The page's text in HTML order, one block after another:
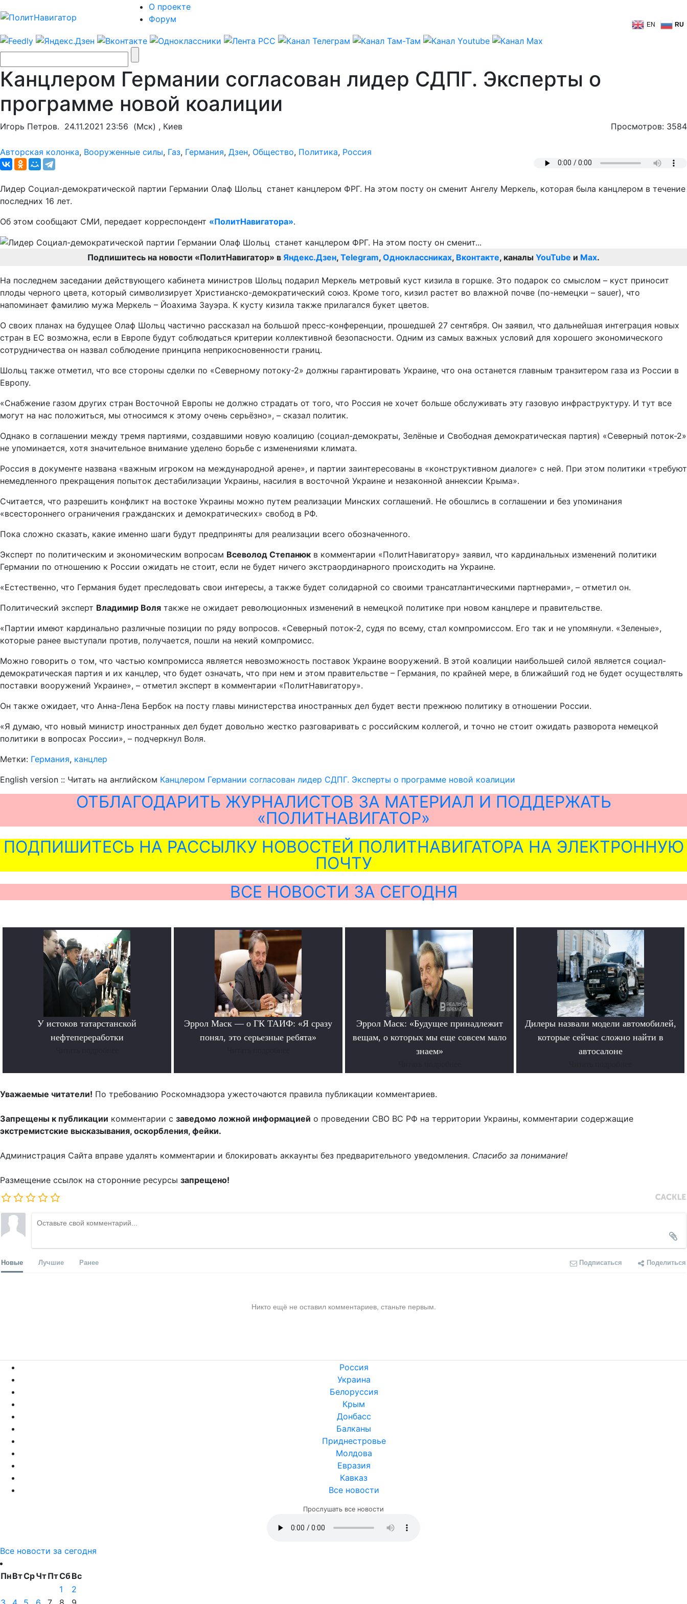
О проекте
Форум
EN RU
Канцлером Германии согласован лидер СДПГ. Эксперты о
программе новой коалиции
Игорь Петров. 24.11.2021 23:56 (Мск) , Киев Просмотров: 3584
Авторская колонка, Вооруженные силы, Газ, Германия, Дзен, Общество, Политика, Россия
Лидер Социал-демократической партии Германии Олаф Шольц станет канцлером ФРГ. На этом посту он сменит Ангелу Меркель, которая была канцлером в течение
последних 16 лет.
Об этом сообщают СМИ, передает корреспондент «ПолитНавигатора».
Подпишитесь на новости «ПолитНавигатор» в Яндекс.Дзен, Telegram, Одноклассниках, Вконтакте, каналы YouTube и Max.
На последнем заседании действующего кабинета министров Шольц подарил Меркель метровый куст кизила в горшке. Это подарок со смыслом – куст приносит
плоды черного цвета, который символизирует Христианско-демократический союз. Кроме того, кизил растет во влажной почве (по-немецки – sauer), что
напоминает фамилию мужа Меркель – Йоахима Зауэра. К кусту кизила также прилагался букет цветов.
О своих планах на будущее Олаф Шольц частично рассказал на большой пресс-конференции, прошедшей 27 сентября. Он заявил, что дальнейшая интеграция новых
стран в ЕС возможна, если в Европе будут соблюдаться критерии коллективной безопасности. Одним из самых важных условий для хорошего экономического
сотрудничества он назвал соблюдение принципа неприкосновенности границ.
Шольц также отметил, что все стороны сделки по «Северному потоку-2» должны гарантировать Украине, что она останется главным транзитером газа из России в
Европу.
«Снабжение газом других стран Восточной Европы не должно страдать от того, что Россия не хочет больше обслуживать эту газовую инфраструктуру. И тут все
могут на нас положиться, мы относимся к этому очень серьёзно», – сказал политик.
Однако в соглашении между тремя партиями, создавшими новую коалицию (социал-демократы, Зелёные и Свободная демократическая партия) «Северный поток-2»
не упоминается, хотя значительное внимание уделено борьбе с изменениями климата.
Россия в документе названа «важным игроком на международной арене», и партии заинтересованы в «конструктивном диалоге» с ней. При этом политики «требуют
немедленного прекращения попыток дестабилизации Украины, насилия в восточной Украине и незаконной аннексии Крыма».
Считается, что разрешить конфликт на востоке Украины можно путем реализации Минских соглашений. Не обошлись в соглашении и без упоминания
«всестороннего ограничения гражданских и демократических» свобод в РФ.
Пока сложно сказать, какие именно шаги будут предприняты для реализации всего обозначенного.
Эксперт по политическим и экономическим вопросам Всеволод Степанюк в комментарии «ПолитНавигатору» заявил, что кардинальных изменений политики
Германии по отношению к России ожидать не стоит, если не будет ничего экстраординарного происходить на Украине.
«Естественно, что Германия будет преследовать свои интересы, а также будет солидарной со своими трансатлантическими партнерами», – отметил он.
Политический эксперт Владимир Воля также не ожидает революционных изменений в немецкой политике при новом канцлере и правительстве.
«Партии имеют кардинально различные позиции по ряду вопросов. «Северный поток-2, судя по всему, стал компромиссом. Его так и не упомянули. «Зеленые»,
которые ранее выступали против, получается, пошли на некий компромисс.
Можно говорить о том, что частью компромисса является невозможность поставок Украине вооружений. В этой коалиции наибольшей силой является социал-
демократическая партия и их канцлер, что будет означать, что при нем и этом правительстве – Германия, по крайней мере, в ближайший год не будет осуществлять
поставки вооружений Украине», – отметил эксперт в комментарии «ПолитНавигатору».
Он также ожидает, что Анна-Лена Бербок на посту главы министерства иностранных дел будет вести прежнюю политику в отношении России.
«Я думаю, что новый министр иностранных дел будет довольно жестко разговаривать с российским коллегой, и точно не стоит ожидать разворота немецкой
политики в вопросах России», – подчеркнул Воля.
Метки: Германия, канцлер
English version :: Читать на английском Канцлером Германии согласован лидер СДПГ. Эксперты о программе новой коалиции
ОТБЛАГОДАРИТЬ ЖУРНАЛИСТОВ ЗА МАТЕРИАЛ И ПОДДЕРЖАТЬ
«ПОЛИТНАВИГАТОР»
ПОДПИШИТЕСЬ НА РАССЫЛКУ НОВОСТЕЙ ПОЛИТНАВИГАТОРА НА ЭЛЕКТРОННУЮ
ПОЧТУ
ВСЕ НОВОСТИ ЗА СЕГОДНЯ
У истоков татарстанской
нефтепереработки
Эррол Маск — о ГК ТАИФ: «Я сразу
понял, это серьезные ребята»
Эррол Маск: «Будущее принадлежит
вещам, о которых мы еще совсем мало
знаем»
Дилеры назвали модели автомобилей,
которые сейчас сложно найти в
автосалоне
Уважаемые читатели! По требованию Роскомнадзора ужесточаются правила публикации комментариев.
Запрещены к публикации комментарии с заведомо ложной информацией о проведении СВО ВС РФ на территории Украины, комментарии содержащие
экстремистские высказывания, оскорбления, фейки.
Администрация Сайта вправе удалять комментарии и блокировать аккаунты без предварительного уведомления. Спасибо за понимание!
Размещение ссылок на сторонние ресурсы запрещено!
Новые Лучшие Ранее Подписаться Поделиться
Никто ещё не оставил комментариев, станьте первым.
Россия
Украина
Белоруссия
Крым
Донбасс
Балканы
Приднестровье
Молдова
Евразия
Кавказ
Все новости
Прослушать все новости
Все новости за сегодня
ПнВтСрЧтПтСбВс
1
2